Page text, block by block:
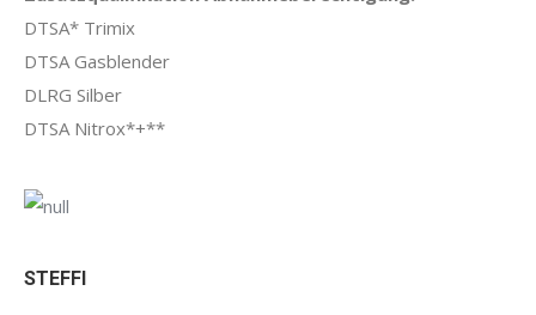
DTSA* Trimix
DTSA Gasblender
DLRG Silber
DTSA Nitrox*+**
STEFFI